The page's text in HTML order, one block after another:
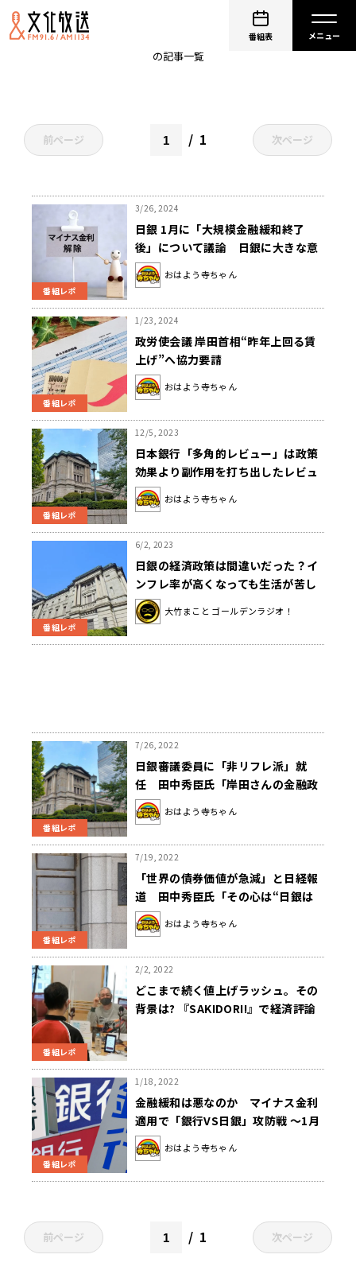
番組表
の記事一覧
前ページ 1 次ページ
番組レポ
3/26, 2024
日銀 1月に「大規模金融緩和終了
後」について議論 日銀に大きな意
識の転換
おはよう寺ちゃん
番組レポ
1/23, 2024
政労使会議 岸田首相“昨年上回る賃
上げ”へ協力要請
おはよう寺ちゃん
番組レポ
12/5, 2023
日本銀行「多角的レビュー」は政策
効果より副作用を打ち出したレビュ
ー！？
おはよう寺ちゃん
番組レポ
6/2, 2023
日銀の経済政策は間違いだった？イ
ンフレ率が高くなっても生活が苦し
いままなのはなぜか経済の専門家に
聞きまくる
大竹まこと ゴールデンラジオ！
番組レポ
7/26, 2022
日銀審議委員に「非リフレ派」就
任 田中秀臣氏「岸田さんの金融政
策に対する理解度の低さが鮮明にな
った」
おはよう寺ちゃん
番組レポ
7/19, 2022
「世界の債券価値が急減」と日経報
道 田中秀臣氏「その心は“日銀は
金融緩和やめろ”という話」
おはよう寺ちゃん
番組レポ
2/2, 2022
どこまで続く値上げラッシュ。その
背景は? 『SAKIDORI!』で経済評論
番組レポ
1/18, 2022
金融緩和は悪なのか マイナス金利
適用で「銀行VS日銀」攻防戦 ～1月
18日「おはよう寺ちゃん」
おはよう寺ちゃん
前ページ 1 次ページ